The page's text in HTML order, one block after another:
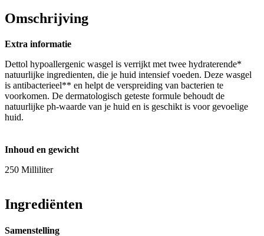
Omschrijving
Extra informatie
Dettol hypoallergenic wasgel is verrijkt met twee hydraterende*
natuurlijke ingredienten, die je huid intensief voeden. Deze wasgel
is antibacterieel** en helpt de verspreiding van bacterien te
voorkomen. De dermatologisch geteste formule behoudt de
natuurlijke ph-waarde van je huid en is geschikt is voor gevoelige
huid.
Inhoud en gewicht
250 Milliliter
Ingrediënten
Samenstelling